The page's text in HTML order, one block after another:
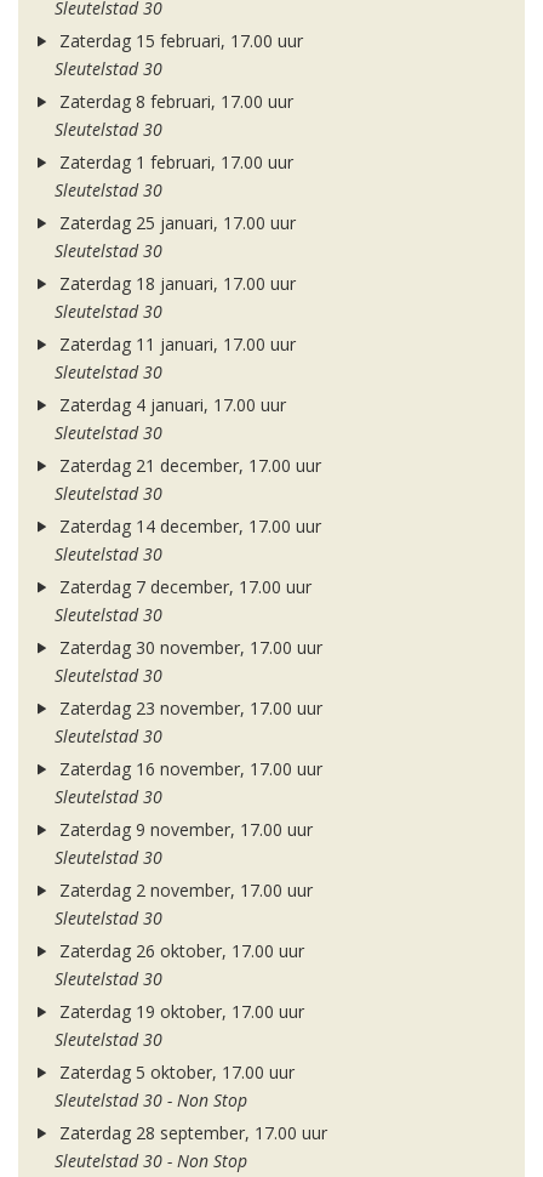
Sleutelstad 30
Zaterdag 15 februari, 17.00 uur
Sleutelstad 30
Zaterdag 8 februari, 17.00 uur
Sleutelstad 30
Zaterdag 1 februari, 17.00 uur
Sleutelstad 30
Zaterdag 25 januari, 17.00 uur
Sleutelstad 30
Zaterdag 18 januari, 17.00 uur
Sleutelstad 30
Zaterdag 11 januari, 17.00 uur
Sleutelstad 30
Zaterdag 4 januari, 17.00 uur
Sleutelstad 30
Zaterdag 21 december, 17.00 uur
Sleutelstad 30
Zaterdag 14 december, 17.00 uur
Sleutelstad 30
Zaterdag 7 december, 17.00 uur
Sleutelstad 30
Zaterdag 30 november, 17.00 uur
Sleutelstad 30
Zaterdag 23 november, 17.00 uur
Sleutelstad 30
Zaterdag 16 november, 17.00 uur
Sleutelstad 30
Zaterdag 9 november, 17.00 uur
Sleutelstad 30
Zaterdag 2 november, 17.00 uur
Sleutelstad 30
Zaterdag 26 oktober, 17.00 uur
Sleutelstad 30
Zaterdag 19 oktober, 17.00 uur
Sleutelstad 30
Zaterdag 5 oktober, 17.00 uur
Sleutelstad 30 - Non Stop
Zaterdag 28 september, 17.00 uur
Sleutelstad 30 - Non Stop